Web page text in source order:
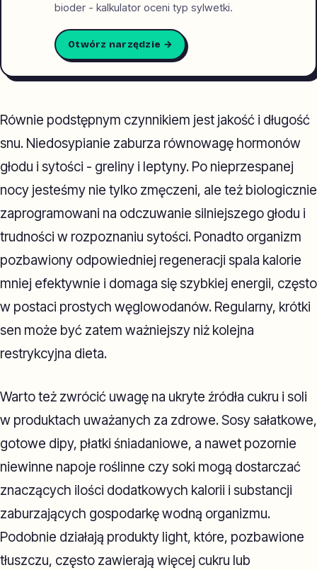
bioder - kalkulator oceni typ sylwetki.
Otwórz narzędzie →
Równie podstępnym czynnikiem jest jakość i długość
snu. Niedosypianie zaburza równowagę hormonów
głodu i sytości - greliny i leptyny. Po nieprzespanej
nocy jesteśmy nie tylko zmęczeni, ale też biologicznie
zaprogramowani na odczuwanie silniejszego głodu i
trudności w rozpoznaniu sytości. Ponadto organizm
pozbawiony odpowiedniej regeneracji spala kalorie
mniej efektywnie i domaga się szybkiej energii, często
w postaci prostych węglowodanów. Regularny, krótki
sen może być zatem ważniejszy niż kolejna
restrykcyjna dieta.
Warto też zwrócić uwagę na ukryte źródła cukru i soli
w produktach uważanych za zdrowe. Sosy sałatkowe,
gotowe dipy, płatki śniadaniowe, a nawet pozornie
niewinne napoje roślinne czy soki mogą dostarczać
znaczących ilości dodatkowych kalorii i substancji
zaburzających gospodarkę wodną organizmu.
Podobnie działają produkty light, które, pozbawione
tłuszczu, często zawierają więcej cukru lub